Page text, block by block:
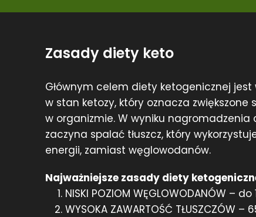
Zasady diety keto
Głównym celem diety ketogenicznej
w stan ketozy, który oznacza zwiększone
w organizmie. W wyniku nagromadzenia
zaczyna spalać tłuszcz, który
energii, zamiast węglowodanów.
Najważniejsze zasady diety
NISKI POZIOM WĘGLOWODANÓW – do
WYSOKA ZAWARTOŚĆ TŁUSZCZÓW –